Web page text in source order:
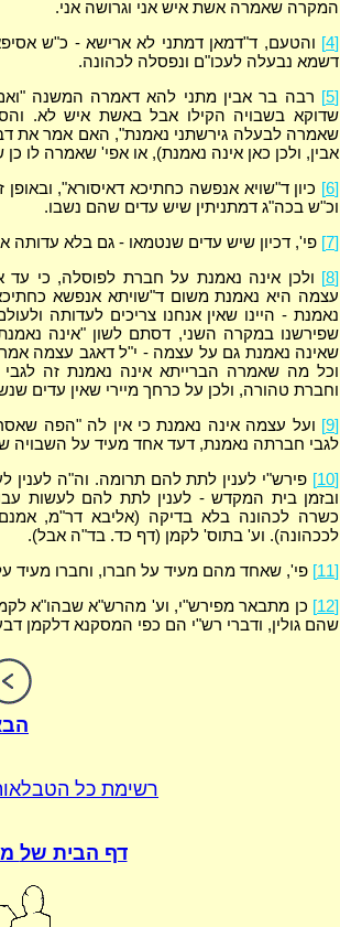
המקרה שאמרה אשת איש אני וגרושה אני.
[4]
והטעם, ד"דמאן דמתני לא ארישא - כ"ש
דשמא נבעלה לעכו"ם ונפסלה לכהונה.
[5]
רבה בר אבין מתני להא דאמרה המשנה
שדוקא בשבויה הקילו אבל באשת איש לא.
שאמרה לבעלה גירשתני נאמנת", האם אמר את
אבין, ולכן כאן אינה נאמנת), או אפי' שאמרה לו
[6]
כיון ד"שויא אנפשה כחתיכא דאיסורא",
וכ"ש בכה"ג דמתניתין שיש עדים שהם נשבו.
[7]
פי', דכיון שיש עדים שנטמאו - גם בלא עדותה
[8]
ולכן אינה נאמנת על חברת לפוסלה, כי
עצמה היא נאמנת משום ד"שויתא אנפשא
נאמנת - היינו שאין אנחנו צריכים לעדותה
שפירשנו במקרה השני, דסתם לשון "אינה
שאינה נאמנת גם על עצמה - י"ל דאגב עצמה
וכל מה שאמרה הברייתא אינה נאמנת זה
וחברת טהורה, ולכן על כרחך מיירי שאין עדים
[9]
ועל עצמה אינה נאמנת כי אין לה "הפה
לגבי חברתה נאמנת, דעד אחד מעיד על השבויה
[10]
פירש"י לענין לתת להם תרומה. וה"ה לענין
ובזמן בית המקדש - לענין לתת להם לעשות
כשרה לכהונה בלא בדיקה (אליבא דר"מ,
לככהונה). וע' בתוס' לקמן (דף כד. בד"ה אבל).
[11]
פי', שאחד מהם מעיד על חברו, וחברו מעיד
[12]
כן מתבאר מפירש"י, וע' מהרש"א שבהו"א
שהם גולין, ודברי רש"י הם כפי המסקנא דלקמן
רשימת כל
דף הבית של